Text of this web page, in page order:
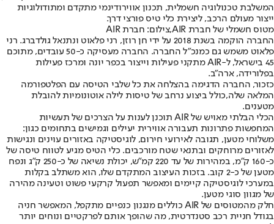
המשלבת טכנולוגיה חשמלית, תכנון אווירודינמי מתקדם ומתודולוגיות
ייצור מעולם הרכב, ליצירת כלי טיס פורצי דרך.
מטוס חשמלי של חברת AIR,צילום: חברת AIR
החברה הוקמה בשנת 2018 על ידי חן רוזן, רני פלאוט ונתנאל גולדברג. רני
פלאוט משמש גם כמנכ״ל החברה. החברה מעסיקה כ-50 עובדים, מתוכם
45 בישראל, ל-AIR מתקני פעילות וייצור בכפר יונה ומרכז פעילות
בפלורידה, ארה"ב.
כזכור, החברה הדגימה בהצלחה את כל שלבי הטיסה עם הפלטפורמה
המלאה שלה,כולל ביצוע נרחב של טיסות לילה אוטונומיות להובלת
מטענים.
הכלי הבלתי מאויש של AIR תוכנן לענות על הצרכים של תעשיות
המחפשות פתרונות תעבורה אווירית יעילים וגמישים בתחומים כגון:
משלוחי מטען, תגובה לאירועי חירום, לוגיסטיקה באזורים עוינים ונגישות
לאזורים מרוחקים ובתנאי שטח מורכבים. כלי הטיס מגיע לטווח טיסה של
כ-160 ק"מ, במהירות של עד 220 קמ"ש, יכולת נשיאה של כ-250 ק"ג ונפח
מטען של כ-2 קוב. בזכות העיצוב המתקדם שלו, הוא משתלב בקלות
במערכי לוגיסטיקה קיימים ומאפשר תפעול קרקעי פשוט וטעינה מהירה
של מגוון סוגי מטען.
חלק מהמטוסים של AIR כוללים מנגנון כנפיים מתקפל, המאפשר חניה
בגודל חניית רכב סטנדרטית, מה שהופך אותם לפרקטיים ונוחים יותר